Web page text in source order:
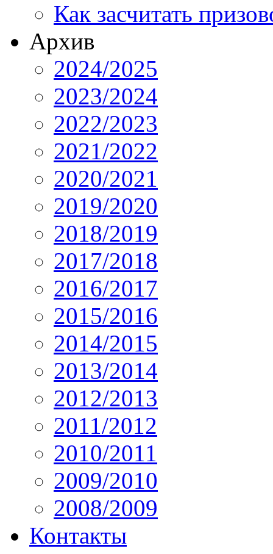
Как засчитать
Архив
2024/2025
2023/2024
2022/2023
2021/2022
2020/2021
2019/2020
2018/2019
2017/2018
2016/2017
2015/2016
2014/2015
2013/2014
2012/2013
2011/2012
2010/2011
2009/2010
2008/2009
Контакты